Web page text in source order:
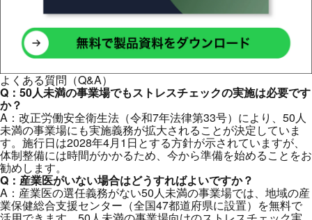
よくある質問（Q&A）
Q：50人未満の事業場でもストレスチェックの実施は必要です
か？
A：改正労働安全衛生法（令和7年法律第33号）により、50人
未満の事業場にも実施義務が拡大されることが決定していま
す。施行日は2028年4月1日とする方針が示されていますが、
体制整備には時間がかかるため、今から準備を始めることをお
勧めします。
Q：産業医がいない場合はどうすればよいですか？
A：産業医の選任義務がない50人未満の事業場では、地域の産
業保健総合支援センター（全国47都道府県に設置）を無料で